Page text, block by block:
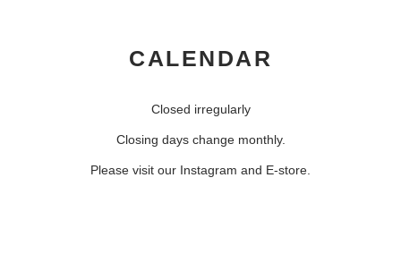
CALENDAR
Closed irregularly
Closing days change monthly.
Please visit our Instagram and E-store.